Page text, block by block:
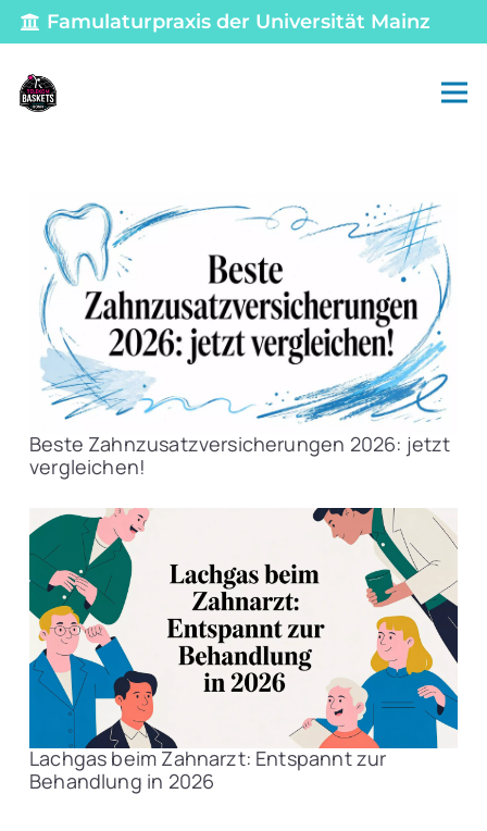
Famulaturpraxis der Universität Mainz
Beste Zahnzusatzversicherungen 2026: jetzt
vergleichen!
Lachgas beim Zahnarzt: Entspannt zur
Behandlung in 2026